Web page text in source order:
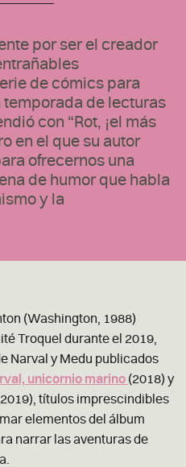
por ser el creador
de cómics para
de lecturas
con “Rot, ¡el más
en el que su autor
ofrecernos una
de humor que habla
y la
(Washington, 1988)
Troquel durante el 2019,
Narval y Medu publicados
unicornio marino (2018) y
títulos imprescindibles
elementos del álbum
narrar las aventuras de